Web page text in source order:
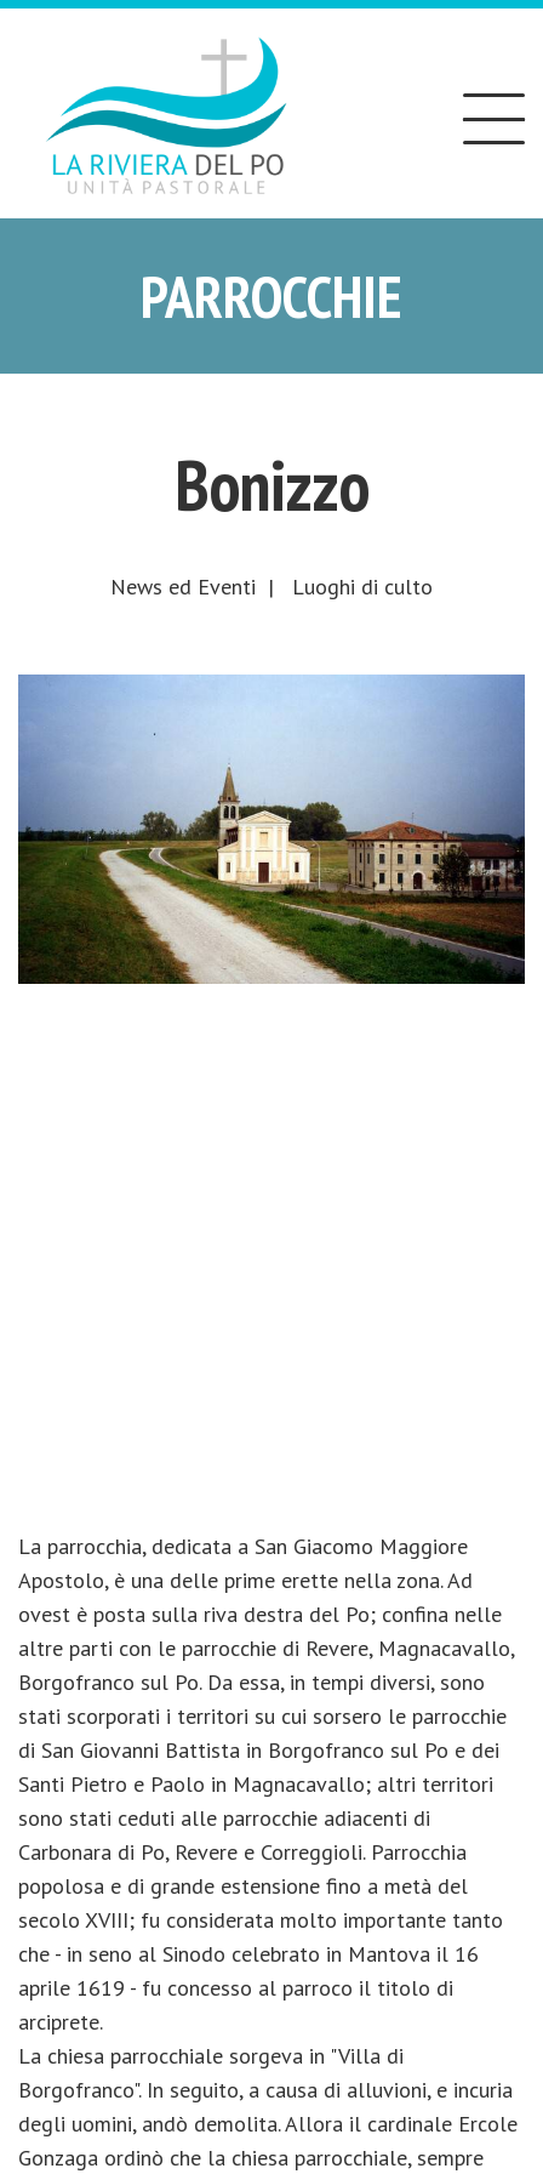
Toggle
PARROCCHIE
Bonizzo
News ed Eventi | Luoghi di culto
La parrocchia, dedicata a San Giacomo Maggiore
Apostolo, è una delle prime erette nella zona. Ad
ovest è posta sulla riva destra del Po; confina nelle
altre parti con le parrocchie di Revere, Magnacavallo,
Borgofranco sul Po. Da essa, in tempi diversi, sono
stati scorporati i territori su cui sorsero le parrocchie
di San Giovanni Battista in Borgofranco sul Po e dei
Santi Pietro e Paolo in Magnacavallo; altri territori
sono stati ceduti alle parrocchie adiacenti di
Carbonara di Po, Revere e Correggioli. Parrocchia
popolosa e di grande estensione fino a metà del
secolo XVIII; fu considerata molto importante tanto
che - in seno al Sinodo celebrato in Mantova il 16
aprile 1619 - fu concesso al parroco il titolo di
arciprete.
La chiesa parrocchiale sorgeva in "Villa di
Borgofranco". In seguito, a causa di alluvioni, e incuria
degli uomini, andò demolita. Allora il cardinale Ercole
Gonzaga ordinò che la chiesa parrocchiale, sempre